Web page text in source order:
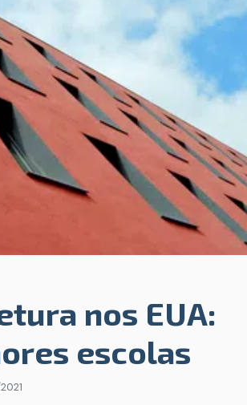
nos EUA:
escolas